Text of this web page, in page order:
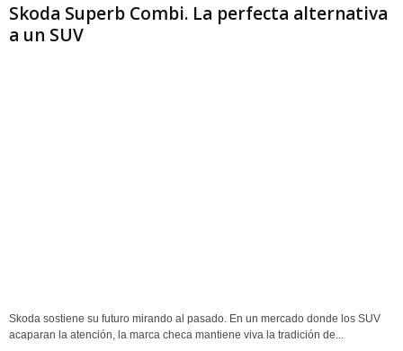
Skoda Superb Combi. La perfecta alternativa
a un SUV
Skoda sostiene su futuro mirando al pasado. En un mercado donde los SUV
acaparan la atención, la marca checa mantiene viva la tradición de...